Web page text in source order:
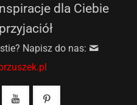
dla Ciebie
Napisz do nas: